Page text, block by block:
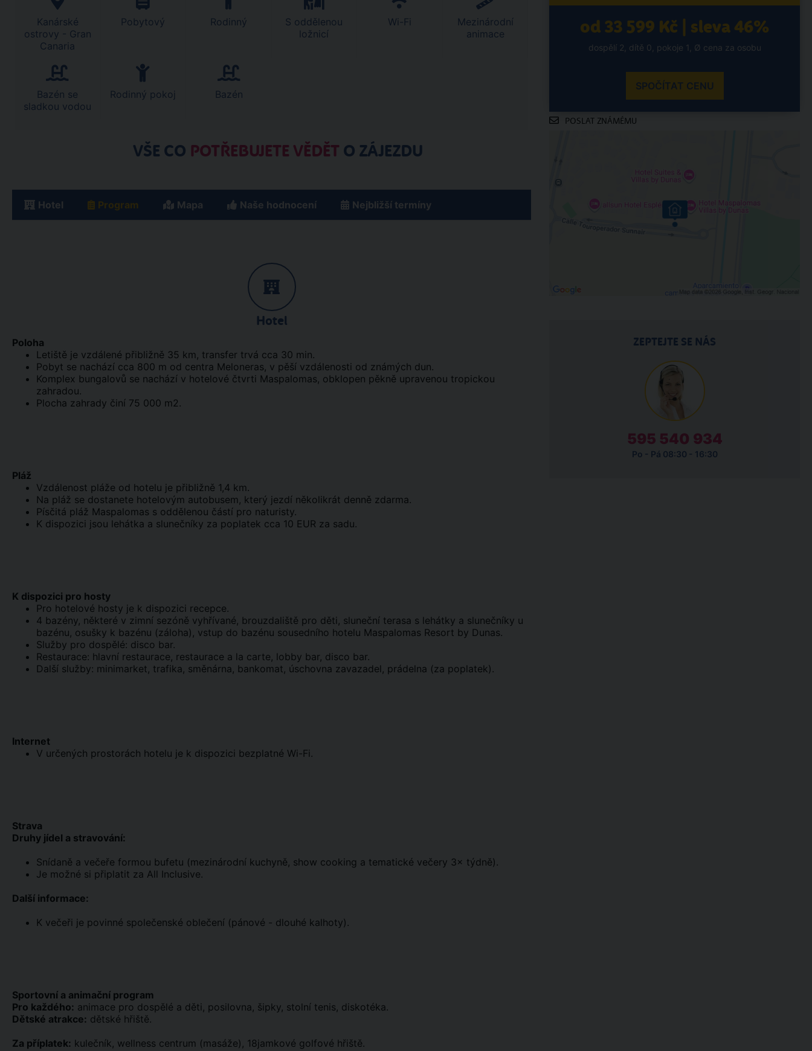
Kanárské
ostrovy - Gran
Canaria
Pobytový Rodinný
S oddělenou
ložnicí
Wi-Fi
Mezinárodní
animace
Bazén se
sladkou vodou
Rodinný pokoj Bazén
VŠE CO POTŘEBUJETE VĚDĚT O ZÁJEZDU
Hotel Program Mapa Naše hodnocení Nejbližší termíny
Hotel
Poloha
Letiště je vzdálené přibližně 35 km, transfer trvá cca 30 min.
Pobyt se nachází cca 800 m od centra Meloneras, v pěší vzdálenosti od známých dun.
Komplex bungalovů se nachází v hotelové čtvrti Maspalomas, obklopen pěkně upravenou tropickou
zahradou.
Plocha zahrady činí 75 000 m2.
Pláž
Vzdálenost pláže od hotelu je přibližně 1,4 km.
Na pláž se dostanete hotelovým autobusem, který jezdí několikrát denně zdarma.
Písčitá pláž Maspalomas s oddělenou částí pro naturisty.
K dispozici jsou lehátka a slunečníky za poplatek cca 10 EUR za sadu.
K dispozici pro hosty
Pro hotelové hosty je k dispozici recepce.
4 bazény, některé v zimní sezóně vyhřívané, brouzdaliště pro děti, sluneční terasa s lehátky a slunečníky u
bazénu, osušky k bazénu (záloha), vstup do bazénu sousedního hotelu Maspalomas Resort by Dunas.
Služby pro dospělé: disco bar.
Restaurace: hlavní restaurace, restaurace a la carte, lobby bar, disco bar.
Další služby: minimarket, trafika, směnárna, bankomat, úschovna zavazadel, prádelna (za poplatek).
Internet
V určených prostorách hotelu je k dispozici bezplatné Wi-Fi.
Strava
Druhy jídel a stravování:
Snídaně a večeře formou bufetu (mezinárodní kuchyně, show cooking a tematické večery 3× týdně).
Je možné si připlatit za All Inclusive.
Další informace:
K večeři je povinné společenské oblečení (pánové - dlouhé kalhoty).
Sportovní a animační program
Pro každého: animace pro dospělé a děti, posilovna, šipky, stolní tenis, diskotéka.
Dětské atrakce: dětské hřiště.
Za příplatek: kulečník, wellness centrum (masáže), 18jamkové golfové hřiště.
od 33 599 Kč | sleva 46%
dospělí 2, dítě 0, pokoje 1, Ø cena za osobu
SPOČÍTAT CENU
POSLAT ZNÁMÉMU
ZEPTEJTE SE NÁS
595 540 934
Po - Pá 08:30 - 16:30